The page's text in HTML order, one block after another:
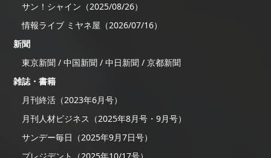
サン！シャイン（2025/08/26）
情報ライブ ミヤネ屋（2026/07/16）
新聞
東京新聞 / 中国新聞 / 中日新聞 / 京都新聞
雑誌・書籍
月刊終活（2023年6月号）
月刊人材ビジネス（2025年8月号・9月号）
サンデー毎日（2025年9月7日号）